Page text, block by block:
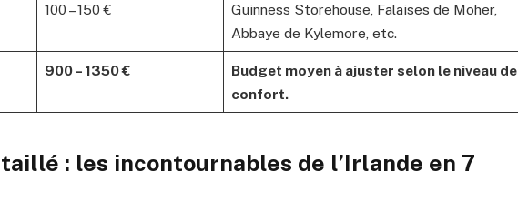
100 – 150 €
Guinness Storehouse, Falaises de Moher,
Abbaye de Kylemore, etc.
900 – 1350 €
Budget moyen à ajuster selon le niveau de
confort.
: les incontournables de l’Irlande en 7